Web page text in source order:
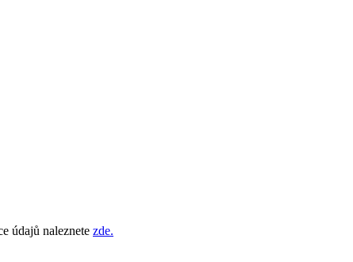
údajů naleznete zde.